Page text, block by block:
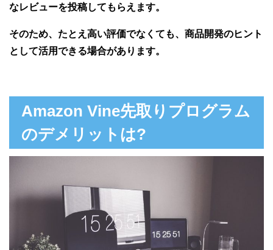
なレビューを投稿してもらえます。
そのため、たとえ高い評価でなくても、商品開発のヒント
として活用できる場合があります。
Amazon Vine先取りプログラム
のデメリットは?